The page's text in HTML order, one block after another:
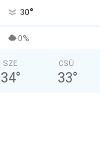
30°
0%
SZE
34°
CSÜ
33°